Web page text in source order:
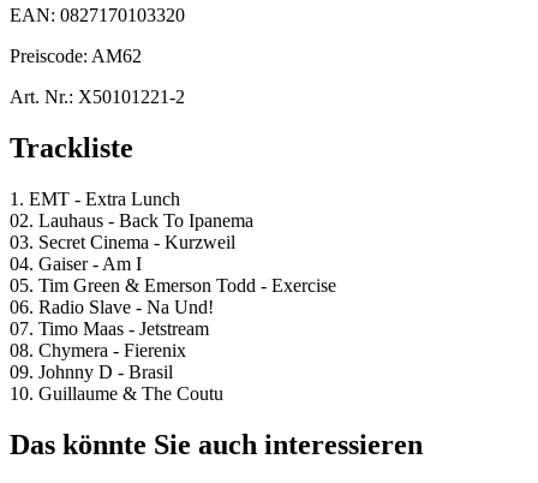
EAN: 0827170103320
Preiscode: AM62
Art. Nr.: X50101221-2
Trackliste
1. EMT - Extra Lunch
02. Lauhaus - Back To Ipanema
03. Secret Cinema - Kurzweil
04. Gaiser - Am I
05. Tim Green & Emerson Todd - Exercise
06. Radio Slave - Na Und!
07. Timo Maas - Jetstream
08. Chymera - Fierenix
09. Johnny D - Brasil
10. Guillaume & The Coutu
Das könnte Sie auch interessieren